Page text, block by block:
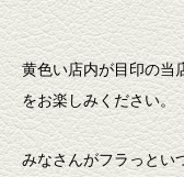
黄色い店内が目印の当
をお楽しみください。
みなさんがフラっとい